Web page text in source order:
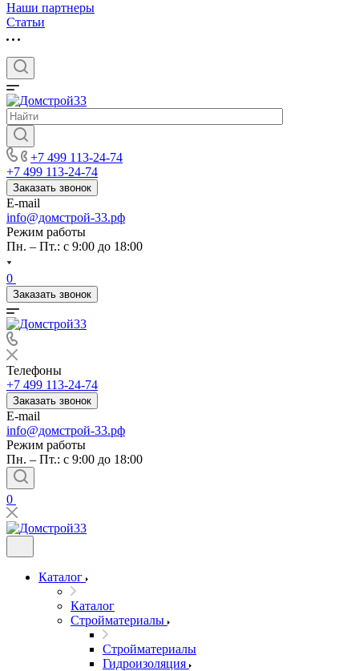
Наши партнеры
Статьи
+7 499 113-24-74
+7 499 113-24-74
Заказать звонок
E-mail
info@домстрой-33.рф
Режим работы
Пн. – Пт.: с 9:00 до 18:00
0
Заказать звонок
Телефоны
+7 499 113-24-74
Заказать звонок
E-mail
info@домстрой-33.рф
Режим работы
Пн. – Пт.: с 9:00 до 18:00
0
Каталог
Каталог
Стройматериалы
Стройматериалы
Гидроизоляция